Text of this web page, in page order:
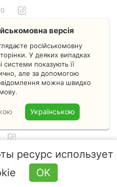
0
22:15
перед знаком нет
скорости(90.70.50) то
И знак стоп контроль
знаком 3.29 или 3.31.
то знак установлен с
Преподаватель
исправлено модератором
версія
російськомовну
У деяких випадках
системи показують її
але за допомогою
можна швидко
Українською
ресурс использует
OK